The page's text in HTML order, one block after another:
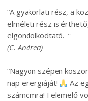
“A gyakorlati rész, a
elméleti rész is
elgondolkodtató. ”
(C. Andrea)
“Nagyon szépen
nap energiáját!
Az
számomra! Felemelő